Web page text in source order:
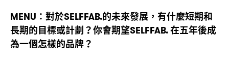
MENU： 對於SELFFAB.的未來發展 ， 有什麼短期和
長期的目標或計劃？你會期望SELFFAB.在五年後成
為一個怎樣的品牌？